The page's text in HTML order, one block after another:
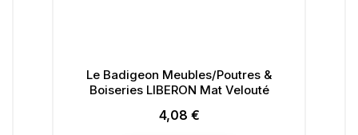
Le Badigeon Meubles/Poutres &
Boiseries LIBERON Mat Velouté
Prix
4,08 €